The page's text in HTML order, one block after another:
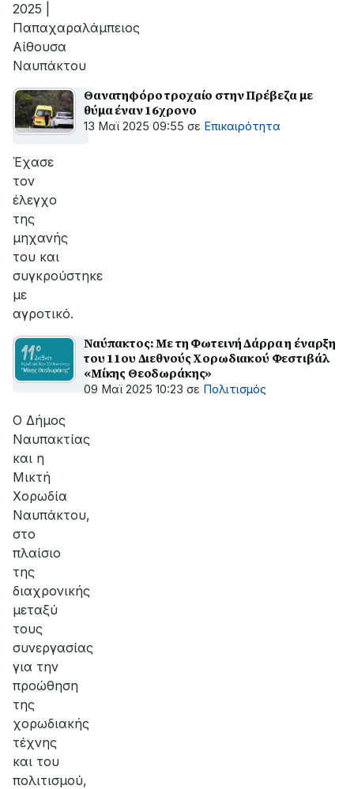
2025 |
Παπαχαραλάμπειος
Αίθουσα
Ναυπάκτου
Θανατηφόρο τροχαίο στην Πρέβεζα με
θύμα έναν 16χρονο
13 Μαϊ 2025 09:55 σε Επικαιρότητα
Έχασε
τον
έλεγχο
της
μηχανής
του και
συγκρούστηκε
με
αγροτικό.
Ναύπακτος: Με τη Φωτεινή Δάρρα η έναρξη
του 11ου Διεθνούς Χορωδιακού Φεστιβάλ
«Μίκης Θεοδωράκης»
09 Μαϊ 2025 10:23 σε Πολιτισμός
Ο Δήμος
Ναυπακτίας
και η
Μικτή
Χορωδία
Ναυπάκτου,
στο
πλαίσιο
της
διαχρονικής
μεταξύ
τους
συνεργασίας
για την
προώθηση
της
χορωδιακής
τέχνης
και του
πολιτισμού,